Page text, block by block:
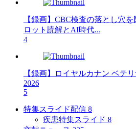
【録画】CBC検査の落とし穴
ロット読解とAI時代...
4
【録画】ロイヤルカナン ベテ
2026
5
特集スライド配信 8
疾患特集スライド 8